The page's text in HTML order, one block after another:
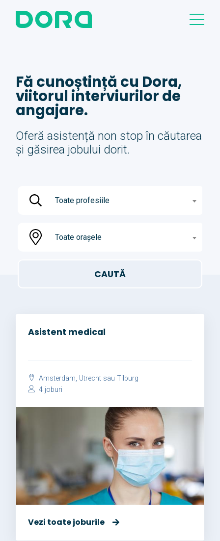
Fă cunoștință cu Dora,
viitorul interviurilor de
angajare.
Oferă asistență non stop în căutarea
și găsirea jobului dorit.
Toate profesiile
Toate orașele
Asistent medical
Amsterdam, Utrecht sau Tilburg
4 joburi
Vezi toate joburile